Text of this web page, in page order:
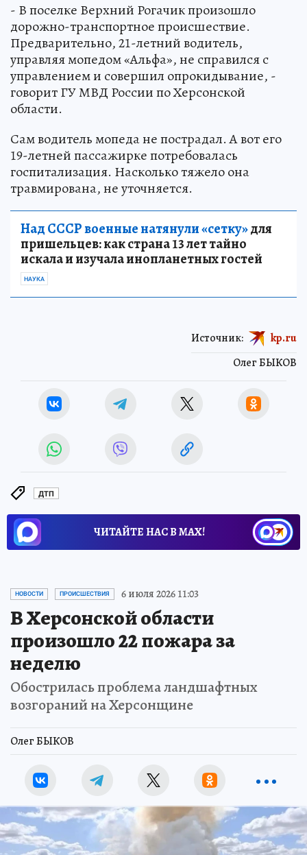
- В поселке Верхний Рогачик произошло
дорожно-транспортное происшествие.
Предварительно, 21-летний водитель,
управляя мопедом «Альфа», не справился с
управлением и совершил опрокидывание, -
говорит ГУ МВД России по Херсонской
области.
Сам водитель мопеда не пострадал. А вот его
19-летней пассажирке потребовалась
госпитализация. Насколько тяжело она
травмирована, не уточняется.
Над СССР военные натянули «сетку»для
пришельцев: как страна 13 лет тайно
искала и изучала инопланетных гостей
НАУКА
Олег БЫКОВ
Источник: kp.ru
ДТП
ЧИТАЙТЕ НАС В МАХ!
НОВОСТИ ПРОИСШЕСТВИЯ 6 июля 2026 11:03
В Херсонской области
произошло 22 пожара за
неделю
Обострилась проблема ландшафтных
возгораний на Херсонщине
Олег БЫКОВ